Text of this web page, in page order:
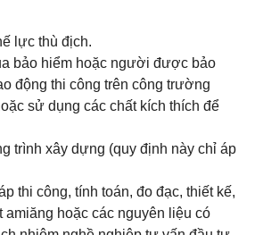
lực thù địch.
bảo hiểm hoặc người được bảo
động thi công trên công trường
sử dụng các chất kích thích để
trình xây dựng (quy định này chỉ áp
thi công, tính toán, đo đạc, thiết kế,
hoặc các nguyên liệu có